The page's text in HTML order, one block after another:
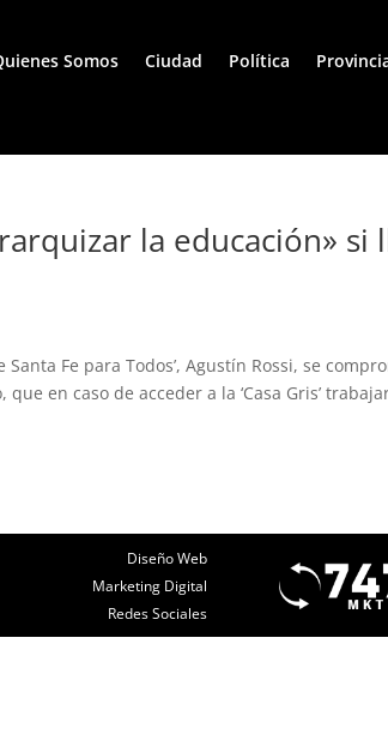
Somos Ciudad Política
la educación» si
Fe para Todos’, Agustín Rossi, se
en caso de acceder a la ‘Casa Gris’
Diseño Web
Marketing Digital
Redes Sociales